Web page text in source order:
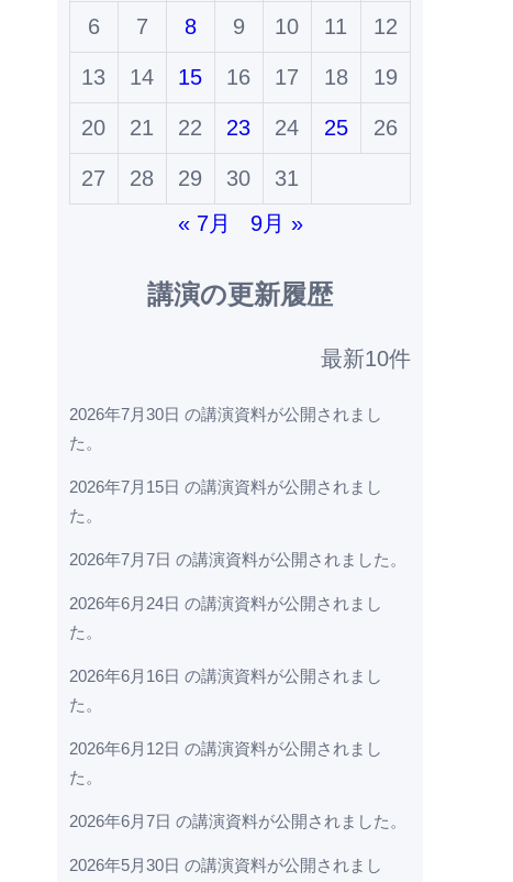
6 7 8 9 10 11 12
13 14 15 16 17 18 19
20 21 22 23 24 25 26
27 28 29 30
31
« 7月
9月 »
講演の更新履歴
最新10件
2026年7月30日 の講演資料が公開されまし
た。
2026年7月15日 の講演資料が公開されまし
た。
2026年7月7日 の講演資料が公開されました。
2026年6月24日 の講演資料が公開されまし
た。
2026年6月16日 の講演資料が公開されまし
た。
2026年6月12日 の講演資料が公開されまし
た。
2026年6月7日 の講演資料が公開されました。
2026年5月30日 の講演資料が公開されまし